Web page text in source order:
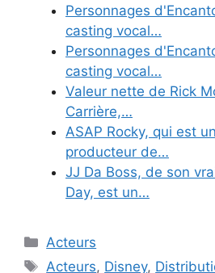
Personnages
casting vocal…
Personnages
casting vocal…
Valeur nette de Rick
Carrière,…
ASAP Rocky, qui est
producteur de…
JJ Da Boss, de son
Day, est un…
Categories
Acteurs
Tags
Acteurs, Disney,